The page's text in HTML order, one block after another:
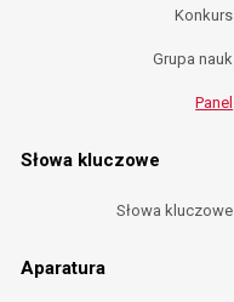
Konkurs
Grupa nauk
Panel
Słowa kluczowe
Słowa kluczowe
Aparatura